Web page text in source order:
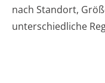
nach Standort,
unterschiedliche